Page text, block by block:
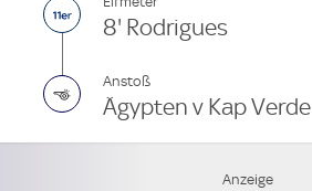
8' Rodrigues
Anstoß
Ägypten v Kap Verde